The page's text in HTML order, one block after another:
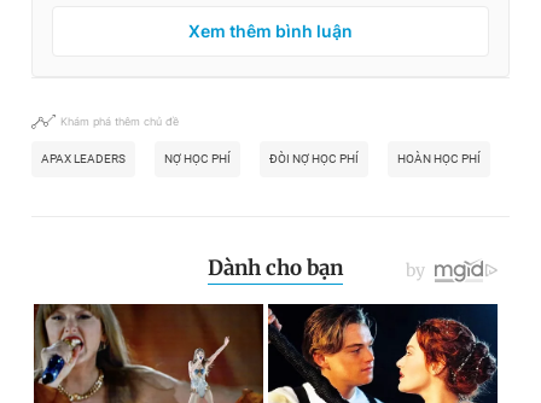
Xem thêm bình luận
Khám phá thêm chủ đề
APAX LEADERS NỢ HỌC PHÍ ĐÒI NỢ HỌC PHÍ HOÀN HỌC PHÍ